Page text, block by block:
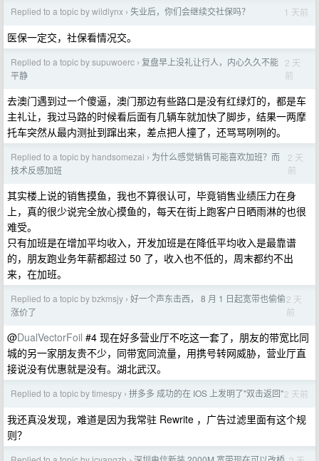
Replied to a topic by wildlynx › 失业后，你们会继续交社保吗？ 1 天前
医保一定交，社保看情况交。
Replied to a topic by supuwoerc › 复盘早上没礼让行人，内心久久不能
平静
2 天
前
去澳门遇到过一个傻逼，澳门那边有些路口是没有红绿灯的，都是车
主礼让，我过马路的时候看后面有几辆车就加快了脚步，结果一两摩
托车突然从最内测扯到蹿出来，差点把人撞了，还骂骂咧咧的。
Replied to a topic by handsomezai › 为什么感觉销售可能喜欢加班？而
技术反感加班
2 天
前
其实楼上说的销售摸鱼，我也不算很认可，毕竟销售业绩压力在身
上，真的很少说完全放心摸鱼的，每天在街上跑客户日晒雨淋的也很
难受。
只有加班是在增加平均收入，开发加班是在降低平均收入是最靠谱
的，朋友跑业务年薪都超过 50 了，收入也不低的，周末都约不出
来，在加班。
Replied to a topic by bzkmsjy › 好一个声东击西， 8 月 1 日起宽带也偷偷
涨价了
2 天
前
@DualVectorFoil #4 现在好多营业厅不吃这一套了，朋友的带宽比同
城的另一家朋友贵不少，同带宽同流量，用携号转网威胁，营业厅直
接说没有优惠就是没有。湖北武汉。
Replied to a topic by timespy › 拼多多 成功的在 IOS 上发明了"双击返回"2 天前
我还真没发现，难道是因为我常驻 Rewrite ，广告过滤里面有这个规
则？